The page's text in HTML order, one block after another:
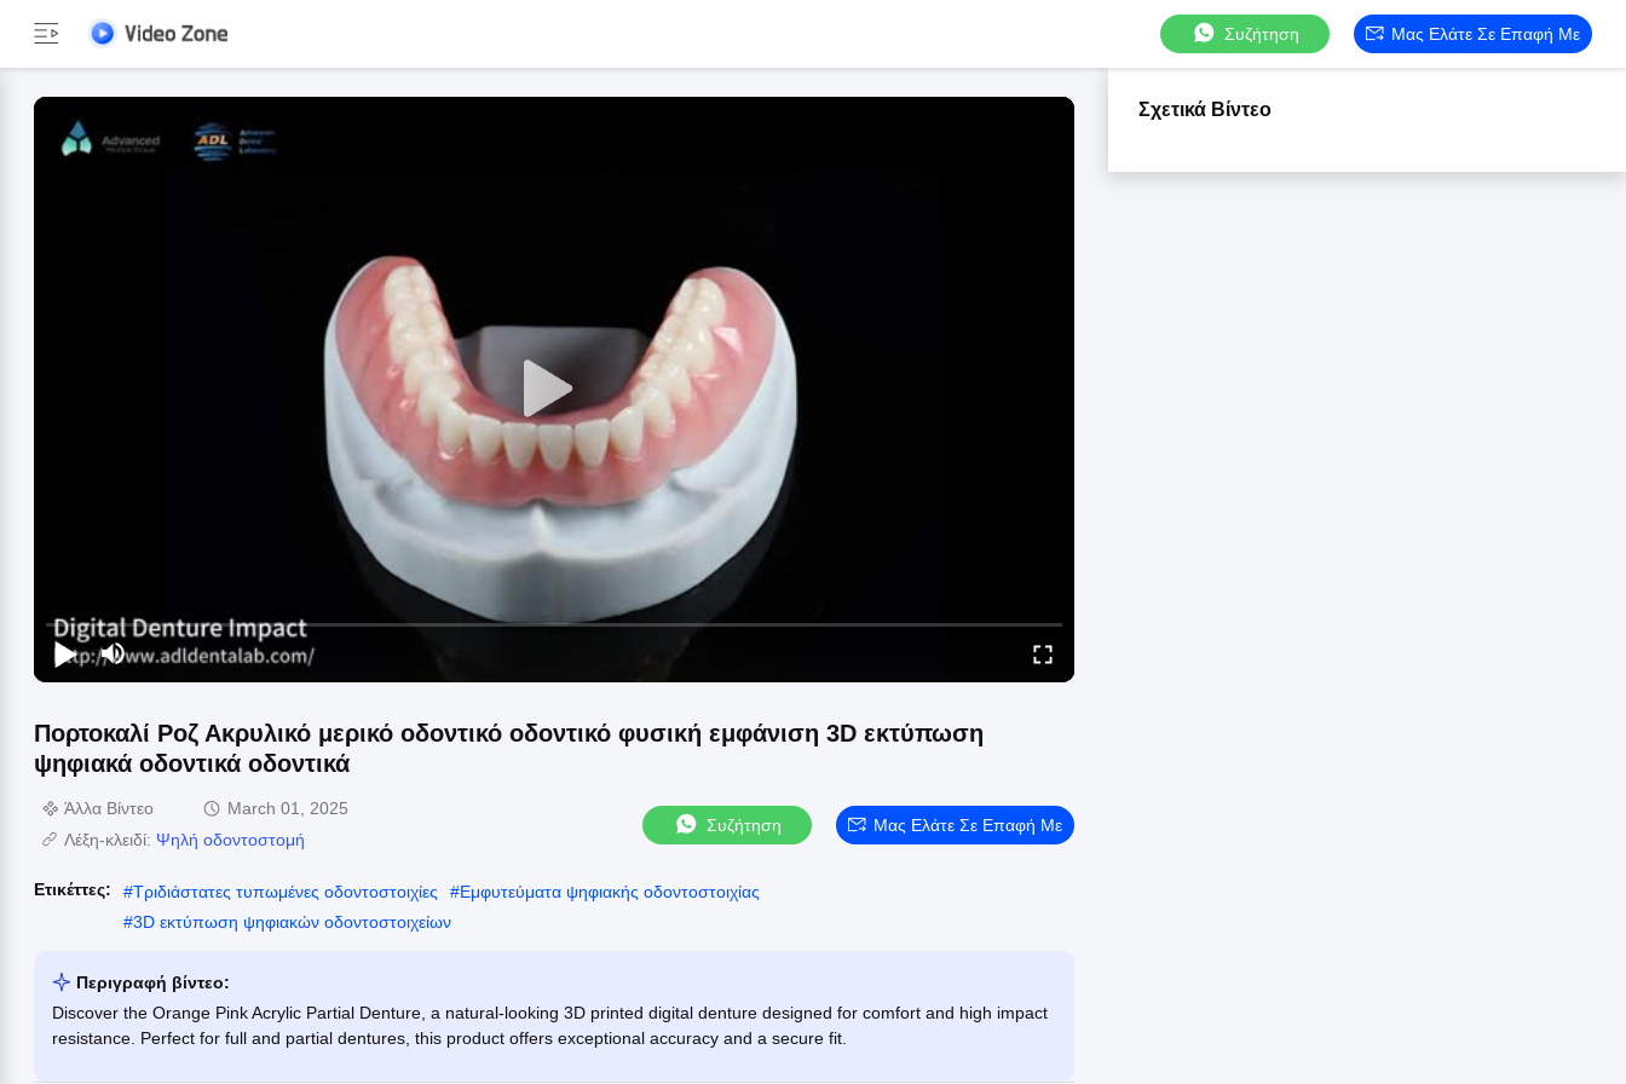
Συζήτηση Μας Ελάτε Σε Επαφή Με
Πορτοκαλί Ροζ Ακρυλικό μερικό οδοντικό οδοντικό φυσική εμφάνιση 3D εκτύπωση
ψηφιακά οδοντικά οδοντικά
Άλλα Βίντεο
March 01, 2025
Λέξη-κλειδί: Ψηλή οδοντοστομή
Συζήτηση Μας Ελάτε Σε Επαφή Με
Ετικέττες: #Τριδιάστατες τυπωμένες οδοντοστοιχίες #Εμφυτεύματα ψηφιακής οδοντοστοιχίας
#3D εκτύπωση ψηφιακών οδοντοστοιχείων
Περιγραφή βίντεο:
Discover the Orange Pink Acrylic Partial Denture, a natural-looking 3D printed digital denture designed for comfort and high impact
resistance. Perfect for full and partial dentures, this product offers exceptional accuracy and a secure fit.
Σχετικά Βίντεο